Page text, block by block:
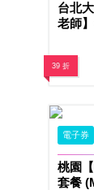
台北
老師
39 折
電子券
桃園
套餐